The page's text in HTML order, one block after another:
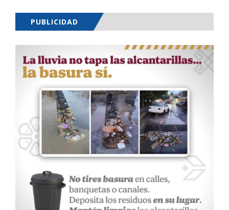
PUBLICIDAD